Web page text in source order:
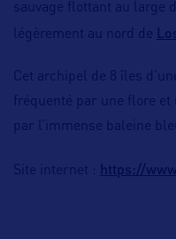
sauvage flottant au large
légèrement au nord de
Cet archipel de 8 îles
fréquenté par une flore
par l’immense baleine
Site internet : https://